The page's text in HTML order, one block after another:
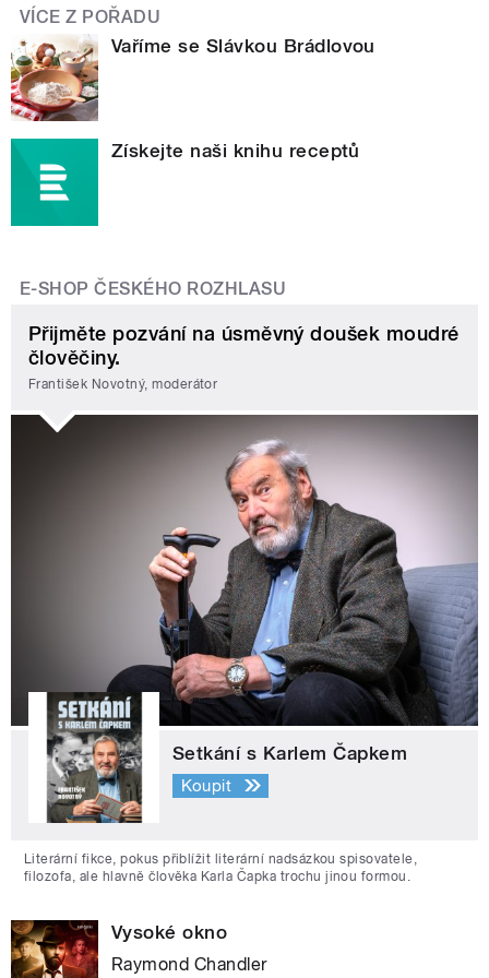
VÍCE Z POŘADU
Vaříme se Slávkou Brádlovou
Získejte naši knihu receptů
E-SHOP ČESKÉHO ROZHLASU
Přijměte pozvání na úsměvný doušek moudré
člověčiny.
František Novotný, moderátor
Setkání s Karlem Čapkem
Koupit
Literární fikce, pokus přiblížit literární nadsázkou spisovatele,
filozofa, ale hlavně člověka Karla Čapka trochu jinou formou.
Vysoké okno
Raymond Chandler